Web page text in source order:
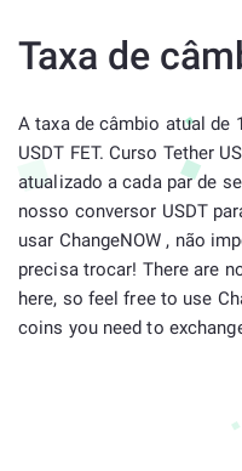
Taxa de
A taxa de câmbio atual de
USDT FET. Curso Tether
atualizado a cada par de
nosso conversor USDT
usar ChangeNOW , não
precisa trocar! There are
here, so feel free to use
coins you need to